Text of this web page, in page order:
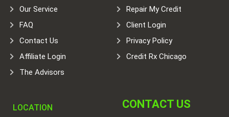
Our Service
FAQ
Contact Us
Affiliate Login
The Advisors
Repair My Credit
Client Login
Privacy Policy
Credit Rx Chicago
LOCATION CONTACT US